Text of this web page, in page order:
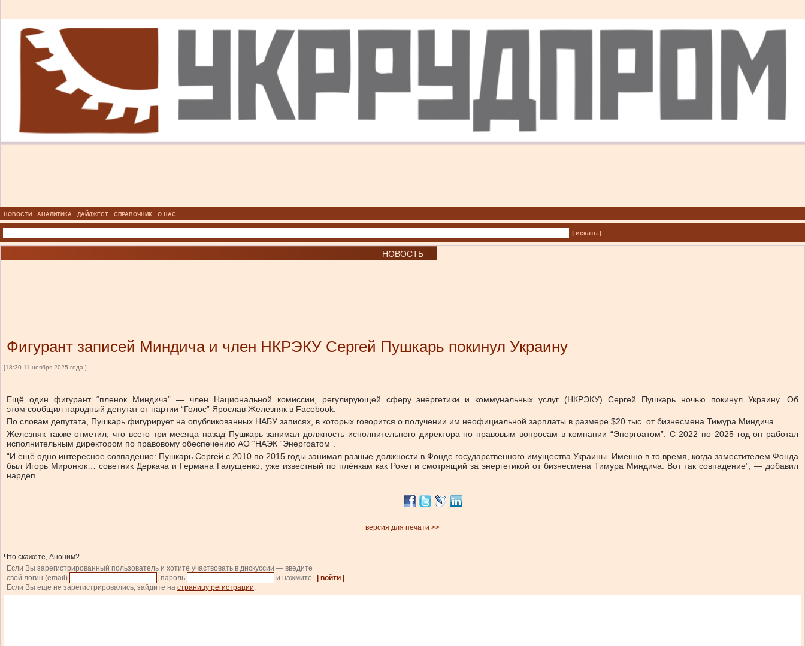
НОВОСТИ АНАЛИТИКА ДАЙДЖЕСТ СПРАВОЧНИК О НАС
| искать |
НОВОСТЬ
Фигурант записей Миндича и член НКРЭКУ Сергей Пушкарь покинул Украину
[18:30 11 ноября 2025 года ]
Ещё один фигурант “пленок Миндича” — член Национальной комиссии, регулирующей сферу энергетики и коммунальных услуг (НКРЭКУ) Сергей Пушкарь ночью покинул Украину. Об
этом сообщил народный депутат от партии “Голос” Ярослав Железняк в Facebook.
По словам депутата, Пушкарь фигурирует на опубликованных НАБУ записях, в которых говорится о получении им неофициальной зарплаты в размере $20 тыс. от бизнесмена Тимура Миндича.
Железняк также отметил, что всего три месяца назад Пушкарь занимал должность исполнительного директора по правовым вопросам в компании “Энергоатом”. С 2022 по 2025 год он работал
исполнительным директором по правовому обеспечению АО “НАЭК “Энергоатом”.
“И ещё одно интересное совпадение: Пушкарь Сергей с 2010 по 2015 годы занимал разные должности в Фонде государственного имущества Украины. Именно в то время, когда заместителем Фонда
был Игорь Миронюк… советник Деркача и Германа Галущенко, уже известный по плёнкам как Рокет и смотрящий за энергетикой от бизнесмена Тимура Миндича. Вот так совпадение”, — добавил
нардеп.
версия для печати >>
Что скажете, Аноним?
Если Вы зарегистрированный пользователь и хотите участвовать в дискуссии — введите
свой логин (email)
, пароль и нажмите | войти |
.
Если Вы еще не зарегистрировались, зайдите на страницу регистрации.